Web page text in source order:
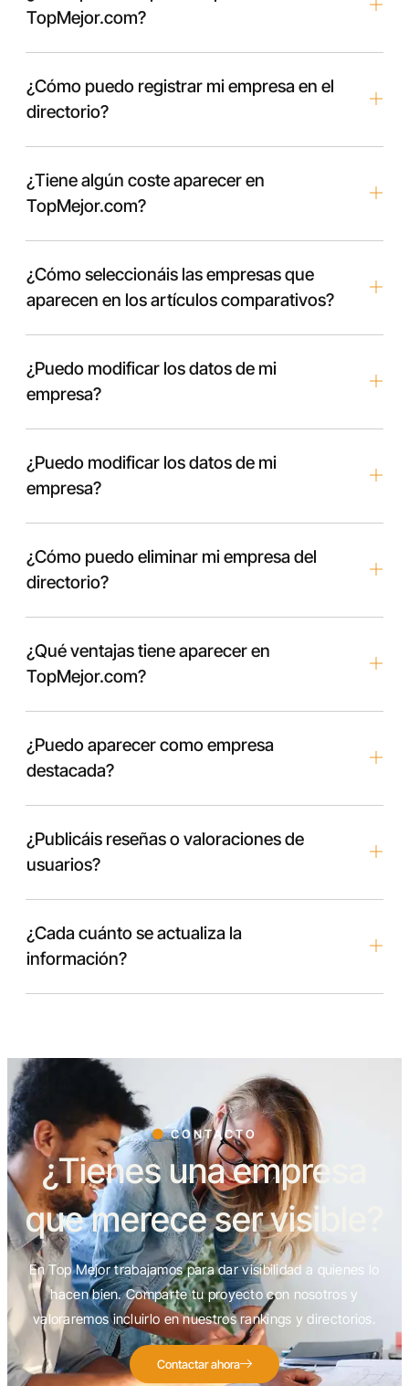
TopMejor.com?
¿Cómo puedo registrar mi empresa en el
directorio?
¿Tiene algún coste aparecer en
TopMejor.com?
¿Cómo seleccionáis las empresas que
aparecen en los artículos comparativos?
¿Puedo modificar los datos de mi
empresa?
¿Puedo modificar los datos de mi
empresa?
¿Cómo puedo eliminar mi empresa del
directorio?
¿Qué ventajas tiene aparecer en
TopMejor.com?
¿Puedo aparecer como empresa
destacada?
¿Publicáis reseñas o valoraciones de
usuarios?
¿Cada cuánto se actualiza la
información?
CONTACTO
¿Tienes una empresa
que merece ser visible?
En Top Mejor trabajamos para dar visibilidad a quienes lo
hacen bien. Comparte tu proyecto con nosotros y
valoraremos incluirlo en nuestros rankings y directorios.
Contactar ahora